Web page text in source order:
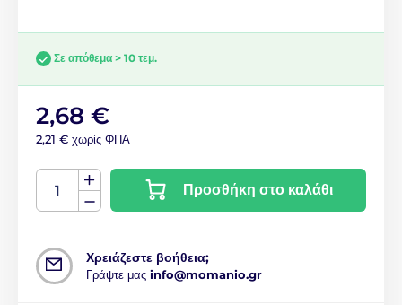
Σε απόθεμα > 10 τεμ.
2,68 €
2,21 € χωρίς ΦΠΑ
Προσθήκη στο καλάθι
Χρειάζεστε βοήθεια;
Γράψτε μας info@momanio.gr